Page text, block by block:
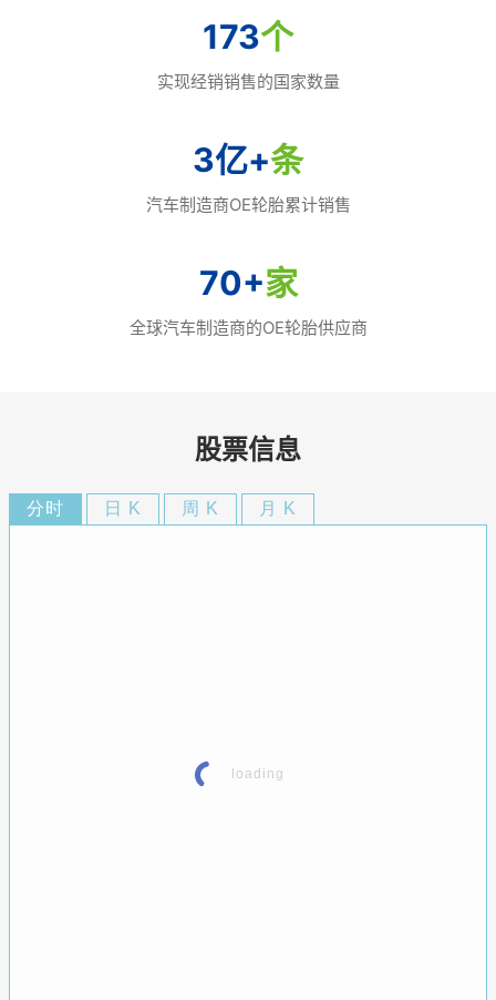
173个
实现经销销售的国家数量
3亿+条
汽车制造商OE轮胎累计销售
70+家
全球汽车制造商的OE轮胎供应商
股票信息